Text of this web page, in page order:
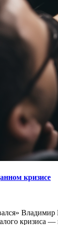
кризисе
Владимир
кризиса —